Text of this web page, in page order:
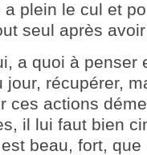
a plein le cul et
seul après
a quoi à penser
jour, récupérer,
ces actions
il lui faut bien
est beau, fort,